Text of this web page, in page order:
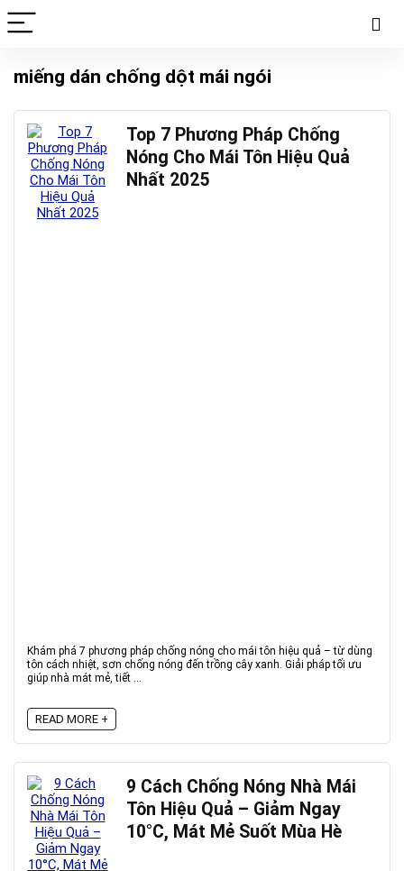
miếng dán chống dột mái ngói
Top 7 Phương Pháp Chống
Nóng Cho Mái Tôn Hiệu Quả
Nhất 2025
Khám phá 7 phương pháp chống nóng cho mái tôn hiệu quả – từ dùng
tôn cách nhiệt, sơn chống nóng đến trồng cây xanh. Giải pháp tối ưu
giúp nhà mát mẻ, tiết ...
READ MORE +
9 Cách Chống Nóng Nhà Mái
Tôn Hiệu Quả – Giảm Ngay
10°C, Mát Mẻ Suốt Mùa Hè